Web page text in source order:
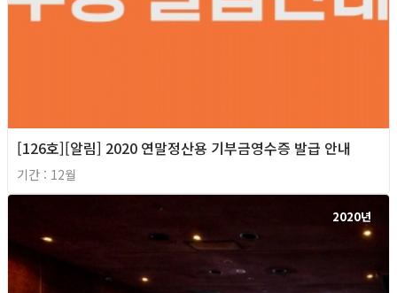
[126호][알림] 2020 연말정산용 기부금영수증 발급 안내
기간 : 12월
2020년